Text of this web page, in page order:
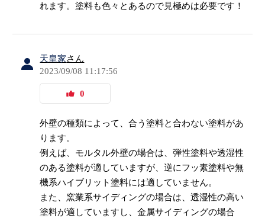
れます。塗料も色々とあるので見極めは必要です！
天皇家さん
2023/09/08 11:17:56
0
外壁の種類によって、合う塗料と合わない塗料があ
ります。
例えば、モルタル外壁の場合は、弾性塗料や透湿性
のある塗料が適していますが、逆にフッ素塗料や無
機系ハイブリット塗料には適していません。
また、窯業系サイディングの場合は、透湿性の高い
塗料が適していますし、金属サイディングの場合